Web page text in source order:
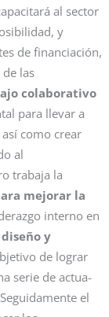
al sector
y
de financiación,
las
colaborativo
para llevar a
como crear
al
trabaja la
mejorar la
interno en
diseño y
de lograr
serie de actua-
el